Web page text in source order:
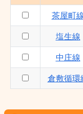
茶屋町
塩生線
中庄線
倉敷循環